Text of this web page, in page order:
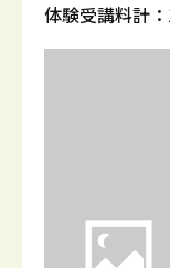
体験受講料計：